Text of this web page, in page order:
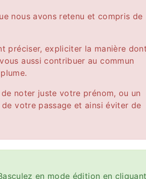
nous avons retenu et compris de
préciser, expliciter la manière dont
aussi contribuer au commun
noter juste votre prénom, ou un
votre passage et ainsi éviter de
en mode édition en cliquant